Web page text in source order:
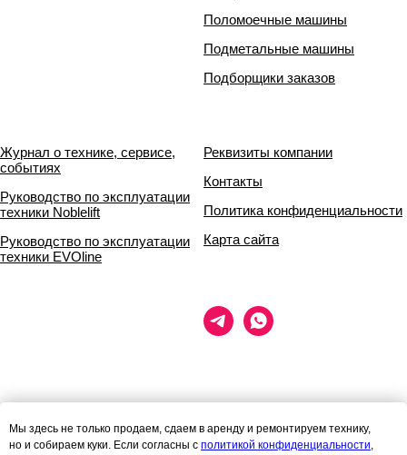
Поломоечные машины
Подметальные машины
Подборщики заказов
Журнал о технике, сервисе,
событиях
Руководство по эксплуатации
техники Noblelift
Руководство по эксплуатации
техники EVOline
Реквизиты компании
Контакты
Политика конфиденциальности
Карта сайта
при каких условиях
информационные материалы и цены, размещённые на сайте, не
Мы здесь не только продаем, сдаем в аренду и ремонтируем технику,
но и собираем куки. Если согласны с политикой конфиденциальности,